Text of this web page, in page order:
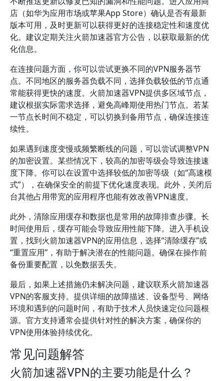
店（如华为应用市场或苹果App Store）确认是否有最新
版本可用，及时更新可以获得更好的连接稳定性和速度优
化。建议定期关注火箭加速器官方公告，以获取最新的优
化信息。
在连接问题方面，你可以尝试更换不同的VPN服务器节
点。不同地区的服务器负载不同，选择负载较低的节点通
常能获得更快的速度。火箭加速器VPN提供多区域节点，
建议根据实际需求选择，避免高峰期使用热门节点。若某
一节点长时间不稳定，可以切换到备用节点，确保连接连
续性。
如果遇到速度变慢或频繁断线的问题，可以尝试调整VPN
的加密设置。某些情况下，较高的加密等级会导致连接速
度下降。你可以在设置中选择较低的加密等级（如“高速模
式”），在确保安全的前提下优化速度表现。此外，关闭后
台其他占用带宽的应用程序也能有效改善VPN速度。
此外，清除应用缓存和数据也是常用的故障排查步骤。长
时间使用后，缓存可能会导致应用性能下降。进入手机设
置，找到火箭加速器VPN的应用信息，选择“清除缓存”或
“重置应用”，有助于解决潜在的性能问题。确保在操作前
备份重要配置，以免数据丢失。
最后，如果上述措施仍未解决问题，建议联系火箭加速器
VPN的客服支持。提供详细的故障描述、设备型号、网络
环境和遇到的问题时间，有助于技术人员快速定位问题根
源。官方支持通常会提供针对性的解决方案，确保你的
VPN使用体验持续优化。
常见问题解答
火箭加速器VPN的主要功能是什么？